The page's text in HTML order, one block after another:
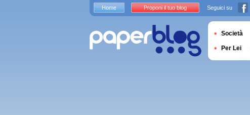
Home Proponi il tuo blog Seguici su
Società
Per Lei